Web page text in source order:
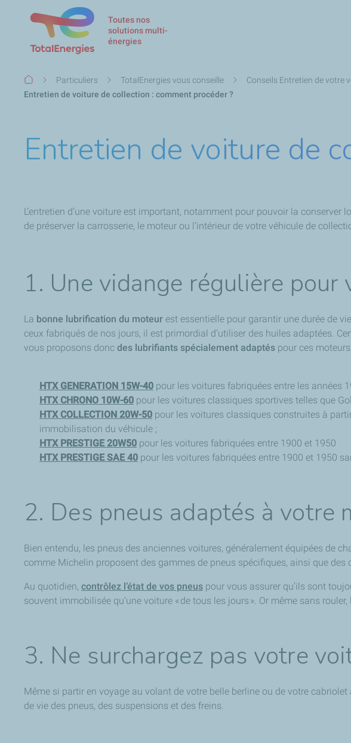
Toutes nos
solutions multi-
énergies
Fil
d'Ariane
Particuliers TotalEnergies vous conseille Conseils Entretien de votre
Entretien de voiture de collection : comment procéder ?
Entretien de voiture de
L’entretien d’une voiture est important, notamment pour pouvoir la
de préserver la carrosserie, le moteur ou l’intérieur de votre véhicule de
1. Une vidange régulière
La bonne lubrification du moteur est essentielle pour garantir une durée de
ceux fabriqués de nos jours, il est primordial d’utiliser des huiles adaptées.
vous proposons donc des lubrifiants spécialement adaptés pour ces moteurs
HTX GENERATION 15W-40 pour les voitures fabriquées entre les années
HTX CHRONO 10W-60 pour les voitures classiques sportives telles que
HTX COLLECTION 20W-50 pour les voitures classiques construites à
immobilisation du véhicule ;
HTX PRESTIGE 20W50 pour les voitures fabriquées entre 1900 et 1950
HTX PRESTIGE SAE 40 pour les voitures fabriquées entre 1900 et 1950
2. Des pneus adaptés à votre
Bien entendu, les pneus des anciennes voitures, généralement équipées de
comme Michelin proposent des gammes de pneus spécifiques, ainsi que des
Au quotidien, contrôlez l’état de vos pneus pour vous assurer qu’ils sont
souvent immobilisée qu’une voiture « de tous les jours ». Or même sans
3. Ne surchargez pas votre
Même si partir en voyage au volant de votre belle berline ou de votre cabriolet
de vie des pneus, des suspensions et des freins.